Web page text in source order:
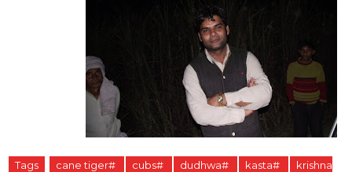
Tags cane tiger# cubs# dudhwa# kasta#
krishna